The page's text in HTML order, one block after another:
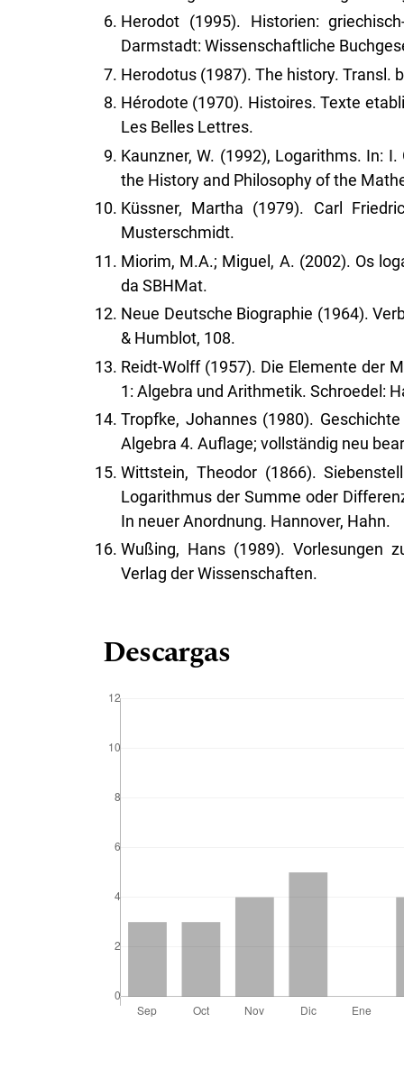
Herodot (1995). Historien:
Darmstadt: Wissenschaftliche
Herodotus (1987). The history. Transl.
Hérodote (1970). Histoires. Texte
Les Belles Lettres.
Kaunzner, W. (1992), Logarithms. In:
the History and Philosophy of the
Küssner, Martha (1979). Carl
Musterschmidt.
Miorim, M.A.; Miguel, A. (2002). Os
da SBHMat.
Neue Deutsche Biographie (1964).
& Humblot, 108.
Reidt-Wolff (1957). Die Elemente der
1: Algebra und Arithmetik. Schroedel:
Tropfke, Johannes (1980).
Algebra 4. Auflage; vollständig neu
Wittstein, Theodor (1866).
Logarithmus der Summe oder
In neuer Anordnung. Hannover, Hahn.
Wußing, Hans (1989). Vorlesungen
Verlag der Wissenschaften.
Descargas